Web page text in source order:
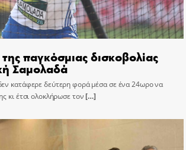
παγκόσμιας δισκοβολίας
Σαμολαδά
κατάφερε δεύτερη φορά μέσα σε ένα 24ωρο να
κι έτσι ολοκλήρωσε τον[…]